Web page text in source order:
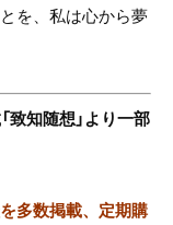
を、私は心から夢
致知随想」より一部
多数掲載、定期購